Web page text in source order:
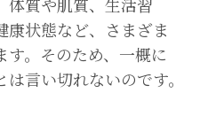
体質や肌質、生活習
康状態など、さまざま
す。そのため、一概に
言い切れないのです。